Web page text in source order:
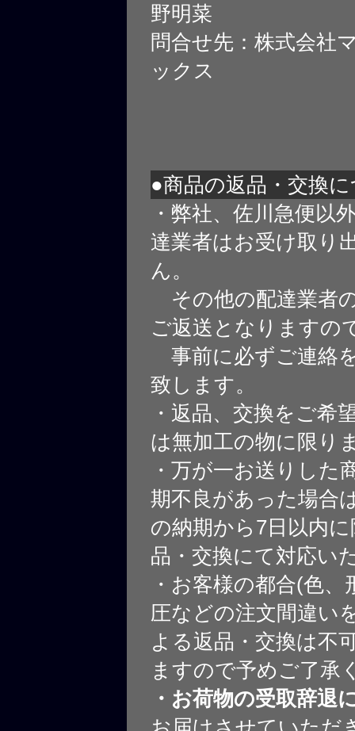
野明菜
問合せ先：株式会社
ックス
●商品の返品・交換
・弊社、佐川急便以
達業者はお受け取り
ん。
その他の配達業者
ご返送となりますの
事前に必ずご連絡
致します。
・返品、交換をご希
は無加工の物に限り
・万が一お送りした
期不良があった場合
の納期から7日以内
品・交換にて対応い
・お客様の都合(色、
圧などの注文間違い
よる返品・交換は不
ますので予めご了承
・お荷物の受取辞退